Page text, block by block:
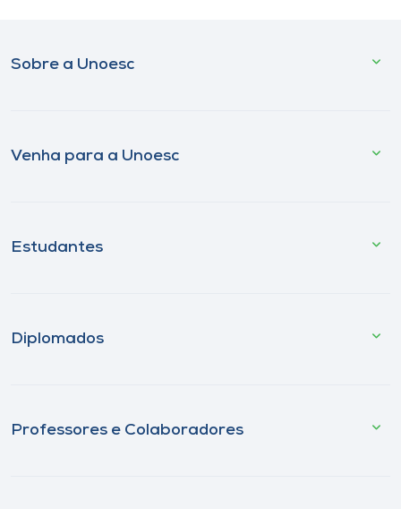
Sobre a Unoesc
Venha para a Unoesc
Estudantes
Diplomados
Professores e Colaboradores